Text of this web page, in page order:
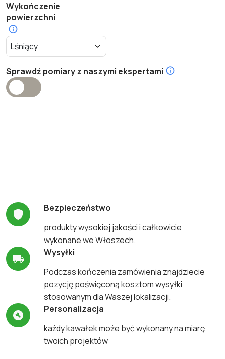
Wykończenie
powierzchni
Sprawdź pomiary z naszymi ekspertami
Bezpieczeństwo
produkty wysokiej jakości i całkowicie
wykonane we Włoszech.
Wysyłki
Podczas kończenia zamówienia znajdziecie
pozycję poświęconą kosztom wysyłki
stosowanym dla Waszej lokalizacji.
Personalizacja
każdy kawałek może być wykonany na miarę
twoich projektów